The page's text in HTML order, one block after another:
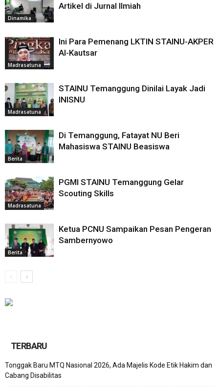
Dinamika
Artikel di Jurnal Ilmiah
Madrasatuna
Ini Para Pemenang LKTIN STAINU-AKPER
Al-Kautsar
Madrasatuna
STAINU Temanggung Dinilai Layak Jadi
INISNU
Berita
Di Temanggung, Fatayat NU Beri
Mahasiswa STAINU Beasiswa
Madrasatuna
PGMI STAINU Temanggung Gelar
Scouting Skills
Berita
Ketua PCNU Sampaikan Pesan Pengeran
Sambernyowo
TERBARU
Tonggak Baru MTQ Nasional 2026, Ada Majelis Kode Etik Hakim dan
Cabang Disabilitas